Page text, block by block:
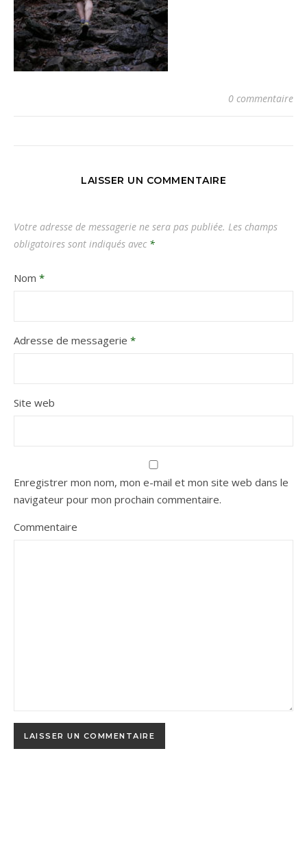
0 commentaire
LAISSER UN COMMENTAIRE
Votre adresse de messagerie ne sera pas publiée. Les champs
obligatoires sont indiqués avec *
Nom *
Adresse de messagerie *
Site web
Enregistrer mon nom, mon e-mail et mon site web dans le
navigateur pour mon prochain commentaire.
Commentaire